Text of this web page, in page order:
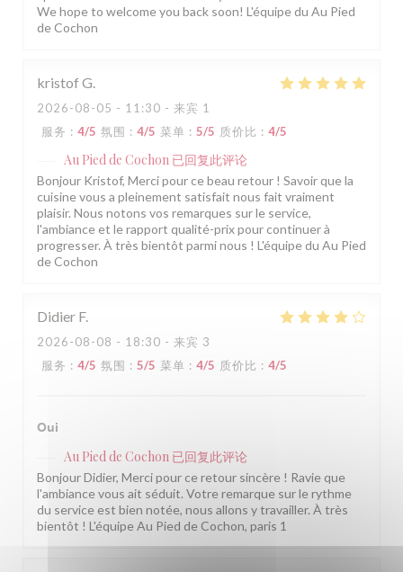
We hope to welcome you back soon! L'équipe du Au Pied
de Cochon
kristof G
2026-08-05 - 11:30 - 来宾 1
服务 : 4/5 氛围 : 4/5 菜单 : 5/5 质价比 : 4/5
Au Pied de Cochon 已回复此评论
Bonjour Kristof, Merci pour ce beau retour ! Savoir que la
cuisine vous a pleinement satisfait nous fait vraiment
plaisir. Nous notons vos remarques sur le service,
l'ambiance et le rapport qualité-prix pour continuer à
progresser. À très bientôt parmi nous ! L'équipe du Au Pied
de Cochon
Didier F
2026-08-08 - 18:30 - 来宾 3
服务 : 4/5 氛围 : 5/5 菜单 : 4/5 质价比 : 4/5
Oui
Au Pied de Cochon 已回复此评论
Bonjour Didier, Merci pour ce retour sincère ! Ravie que
l'ambiance vous ait séduit. Votre remarque sur le rythme
du service est bien notée, nous allons y travailler. À très
bientôt ! L'équipe Au Pied de Cochon, paris 1